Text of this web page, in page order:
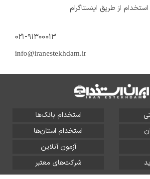
از طریق اینستاگرام
۰۲۱-۹۱۳۰۰۰۱۳
info@iranestekhdam.ir
استخدام بانک‌ها
استخدام استان‌ها
آزمون آنلاین
شرکت‌های معتبر